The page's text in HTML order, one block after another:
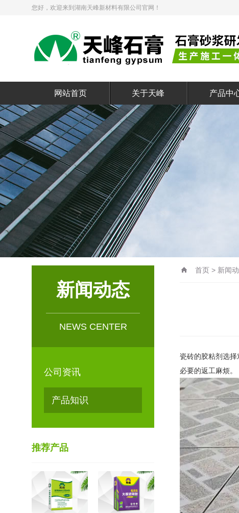
您好，欢迎来到湖南天峰新材料有限公司官网！
网站首页 关于天峰 产品中
新闻动态
NEWS CENTER
公司资讯
产品知识
推荐产品
首页 > 新闻
瓷砖的胶粘剂选
必要的返工麻烦。